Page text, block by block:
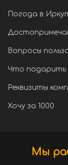
Погода в
Вопросы
Что подарить
Реквизиты
Хочу за 1000
Мы